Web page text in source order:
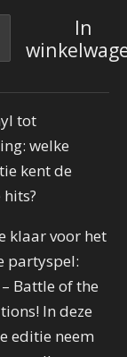
In
tot
welke
kent de
hits?
klaar voor het
partyspel:
Battle of the
In deze
editie neem